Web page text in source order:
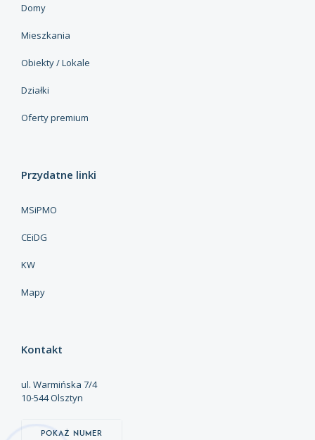
Domy
Mieszkania
Obiekty / Lokale
Działki
Oferty premium
Przydatne linki
MSiPMO
CEiDG
KW
Mapy
Kontakt
ul. Warmińska 7/4
10-544 Olsztyn
Pokaż numer